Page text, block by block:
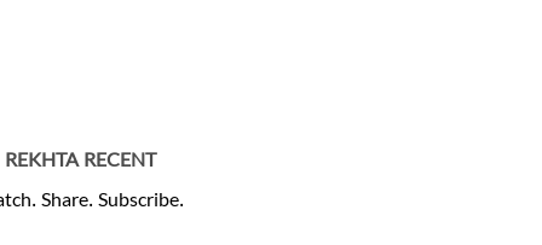
REKHTA RECENT
Share. Subscribe.